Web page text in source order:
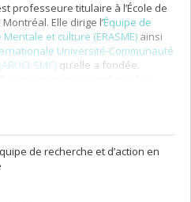
professeure titulaire à l’École de
Elle dirige l’Équipe de
et culture (ERASME) ainsi
Université-Communauté
SMC) qu’elle a fondée.
de-l’Île-de-Montréal (NIM).
de recherche et d’action en